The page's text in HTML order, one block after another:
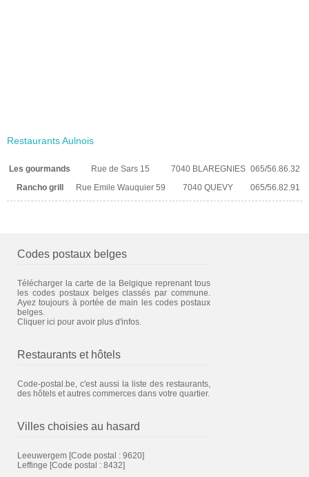
Restaurants Aulnois
Les gourmands Rue de Sars 15 7040 BLAREGNIES 065/56.86.32
Rancho grill
Rue Emile Wauquier 59 7040 QUEVY 065/56.82.91
Codes postaux belges
Télécharger la carte de la Belgique reprenant tous
les codes postaux belges classés par commune.
Ayez toujours à portée de main les codes postaux
belges.
Cliquer ici pour avoir plus d'infos.
Restaurants et hôtels
Code-postal.be, c'est aussi la liste des restaurants,
des hôtels et autres commerces dans votre quartier.
Villes choisies au hasard
Leeuwergem [Code postal : 9620]
Leffinge [Code postal : 8432]